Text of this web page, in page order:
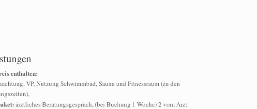
enthalten:
VP, Nutzung Schwimmbad, Sauna und Fitnessraum (zu den
ärztliches Beratungsgespräch, (bei Buchung 1 Woche) 2 vom Arzt